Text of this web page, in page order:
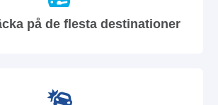
på de flesta destinationer